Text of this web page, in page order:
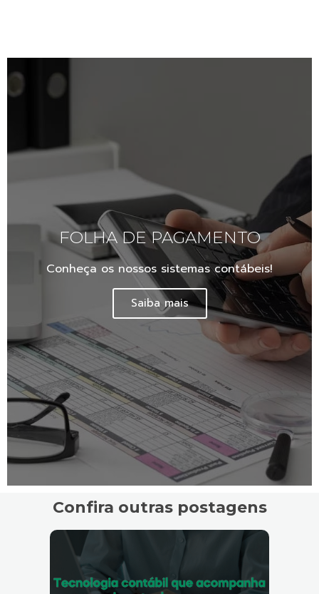
FOLHA DE PAGAMENTO
Conheça os nossos sistemas contábeis!
Saiba mais
Confira outras postagens